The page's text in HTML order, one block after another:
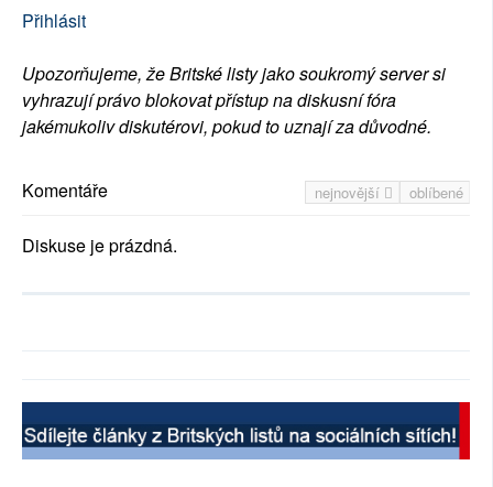
Přihlásit
Upozorňujeme, že Britské listy jako soukromý server si
vyhrazují právo blokovat přístup na diskusní fóra
jakémukoliv diskutérovi, pokud to uznají za důvodné.
nejnovější oblíbené
Komentáře
Diskuse je prázdná.